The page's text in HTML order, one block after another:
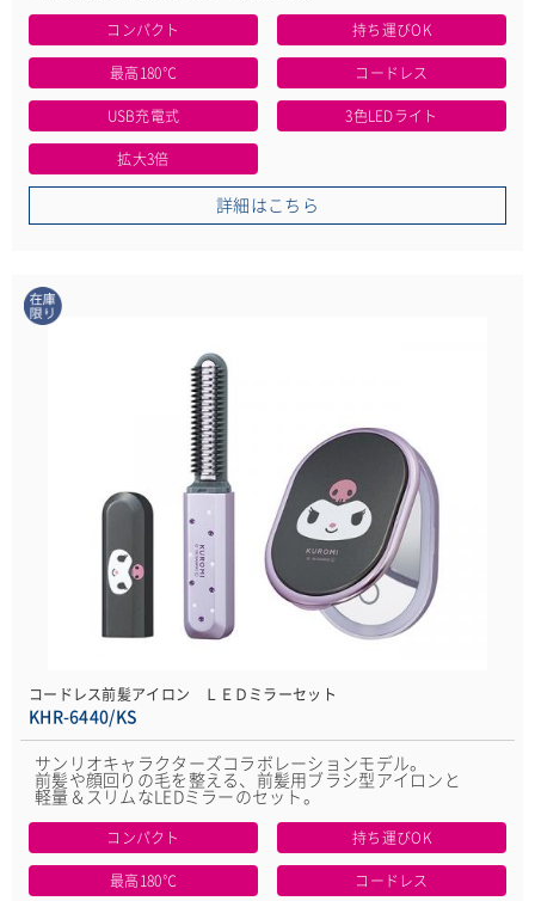
コンパクト 持ち運びOK
最高180℃ コードレス
USB充電式 3色LEDライト
拡大3倍
詳細はこちら
コードレス前髪アイロン ＬＥＤミラーセット
KHR-6440/KS
サンリオキャラクターズコラボレーションモデル。
前髪や顔回りの毛を整える、前髪用ブラシ型アイロンと
軽量＆スリムなLEDミラーのセット。
コンパクト 持ち運びOK
最高180℃ コードレス